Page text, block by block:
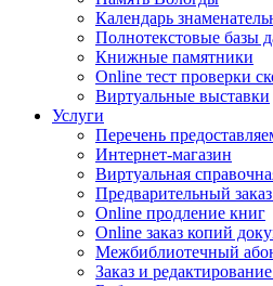
Календарь
Полнотекстовые базы
Книжные памятники
Online тест проверки
Виртуальные выставки
Услуги
Перечень
Интернет-магазин
Виртуальная
Предварительный
Online продление книг
Online заказ копий
Межбиблиотечный
Заказ и